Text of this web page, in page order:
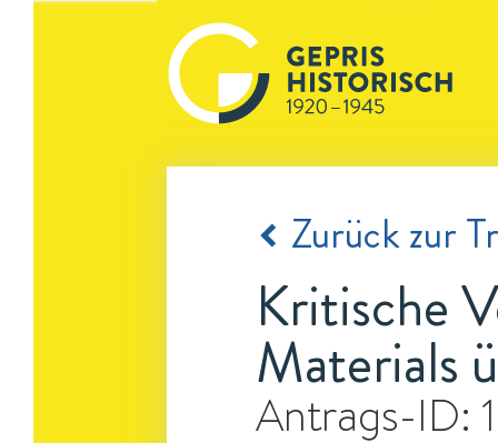
Zurück zur
Kritische
Materials
Antrags-ID: